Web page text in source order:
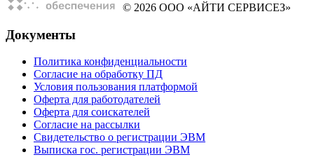
© 2026 ООО «АЙТИ СЕРВИСЕЗ»
Документы
Политика конфиденциальности
Согласие на обработку ПД
Условия пользования платформой
Оферта для работодателей
Оферта для соискателей
Согласие на рассылки
Свидетельство о регистрации ЭВМ
Выписка гос. регистрации ЭВМ